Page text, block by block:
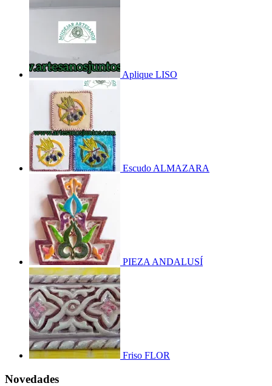
Aplique LISO
Escudo ALMAZARA
PIEZA ANDALUSÍ
Friso FLOR
Novedades